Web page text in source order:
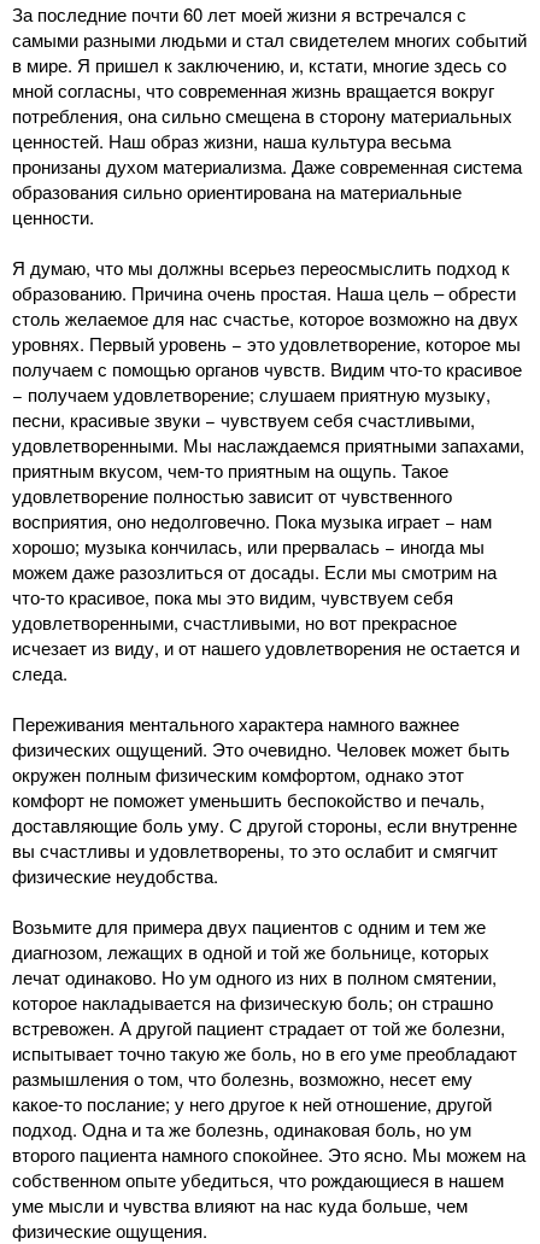
За последние почти 60 лет моей жизни я встречался с
самыми разными людьми и стал свидетелем многих событий
в мире. Я пришел к заключению, и, кстати, многие здесь со
мной согласны, что современная жизнь вращается вокруг
потребления, она сильно смещена в сторону материальных
ценностей. Наш образ жизни, наша культура весьма
пронизаны духом материализма. Даже современная система
образования сильно ориентирована на материальные
ценности.
Я думаю, что мы должны всерьез переосмыслить подход к
образованию. Причина очень простая. Наша цель – обрести
столь желаемое для нас счастье, которое возможно на двух
уровнях. Первый уровень − это удовлетворение, которое мы
получаем с помощью органов чувств. Видим что-то красивое
− получаем удовлетворение; слушаем приятную музыку,
песни, красивые звуки − чувствуем себя счастливыми,
удовлетворенными. Мы наслаждаемся приятными запахами,
приятным вкусом, чем-то приятным на ощупь. Такое
удовлетворение полностью зависит от чувственного
восприятия, оно недолговечно. Пока музыка играет − нам
хорошо; музыка кончилась, или прервалась − иногда мы
можем даже разозлиться от досады. Если мы смотрим на
что-то красивое, пока мы это видим, чувствуем себя
удовлетворенными, счастливыми, но вот прекрасное
исчезает из виду, и от нашего удовлетворения не остается и
следа.
Переживания ментального характера намного важнее
физических ощущений. Это очевидно. Человек может быть
окружен полным физическим комфортом, однако этот
комфорт не поможет уменьшить беспокойство и печаль,
доставляющие боль уму. С другой стороны, если внутренне
вы счастливы и удовлетворены, то это ослабит и смягчит
физические неудобства.
Возьмите для примера двух пациентов с одним и тем же
диагнозом, лежащих в одной и той же больнице, которых
лечат одинаково. Но ум одного из них в полном смятении,
которое накладывается на физическую боль; он страшно
встревожен. А другой пациент страдает от той же болезни,
испытывает точно такую же боль, но в его уме преобладают
размышления о том, что болезнь, возможно, несет ему
какое-то послание; у него другое к ней отношение, другой
подход. Одна и та же болезнь, одинаковая боль, но ум
второго пациента намного спокойнее. Это ясно. Мы можем на
собственном опыте убедиться, что рождающиеся в нашем
уме мысли и чувства влияют на нас куда больше, чем
физические ощущения.